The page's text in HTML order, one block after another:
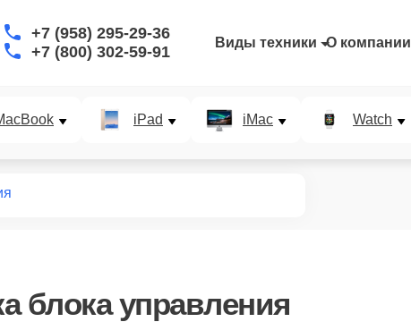
+7 (958) 295-29-36
+7 (800) 302-59-91
Виды техники О компании
iPad iMac Watch
блока управления